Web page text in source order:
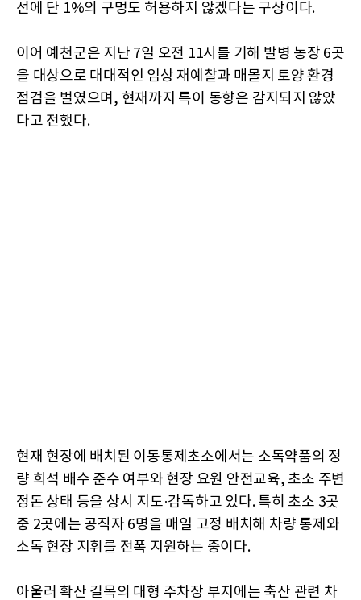
선에 단 1%의 구멍도 허용하지 않겠다는 구상이다.
이어 예천군은 지난 7일 오전 11시를 기해 발병 농장 6곳
을 대상으로 대대적인 임상 재예찰과 매몰지 토양 환경
점검을 벌였으며, 현재까지 특이 동향은 감지되지 않았
다고 전했다.
현재 현장에 배치된 이동통제초소에서는 소독약품의 정
량 희석 배수 준수 여부와 현장 요원 안전교육, 초소 주변
정돈 상태 등을 상시 지도·감독하고 있다. 특히 초소 3곳
중 2곳에는 공직자 6명을 매일 고정 배치해 차량 통제와
소독 현장 지휘를 전폭 지원하는 중이다.
아울러 확산 길목의 대형 주차장 부지에는 축산 관련 차